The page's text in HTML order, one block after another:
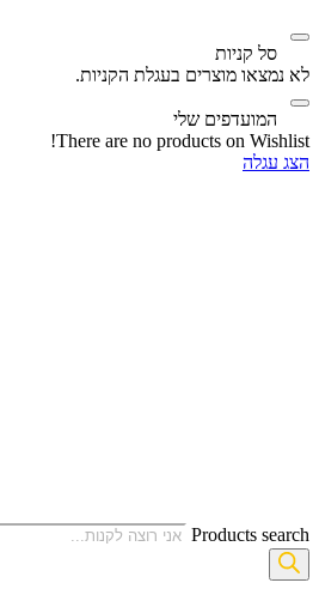
סל קניות‬
לא נמצאו מוצרים בעגלת הקניות.
המועדפים שלי
There are no products on Wishlist!
הצג עגלה
Products search